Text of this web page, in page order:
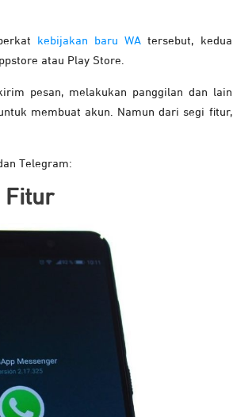
kebijakan baru WA tersebut, kedua
atau Play Store.
pesan, melakukan panggilan dan lain
membuat akun. Namun dari segi fitur,
Telegram:
Fitur